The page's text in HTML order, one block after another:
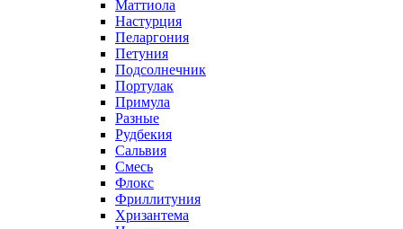
Маттиола
Настурция
Пеларгония
Петуния
Подсолнечник
Портулак
Примула
Разные
Рудбекия
Сальвия
Смесь
Флокс
Фриллитуния
Хризантема